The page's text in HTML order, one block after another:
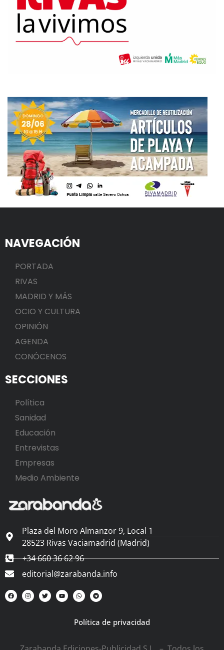
NAVEGACIÓN
PORTADA
RIVAS
MADRID Y MÁS
OCIO Y CULTURA
OPINIÓN
AGENDA
CONÓCENOS
SECCIONES
Política
Sanidad
Educación
Entrevistas
Empresas
Medio Ambiente
Plaza del Moro Almanzor 9, Local 1
28523 Rivas Vaciamadrid (Madrid)
+34 660 36 62 96
editorial@zarabanda.info
Política de privacidad